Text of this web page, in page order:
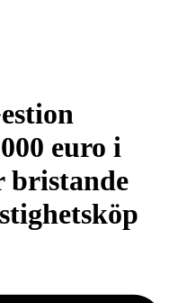
euro i
bristande